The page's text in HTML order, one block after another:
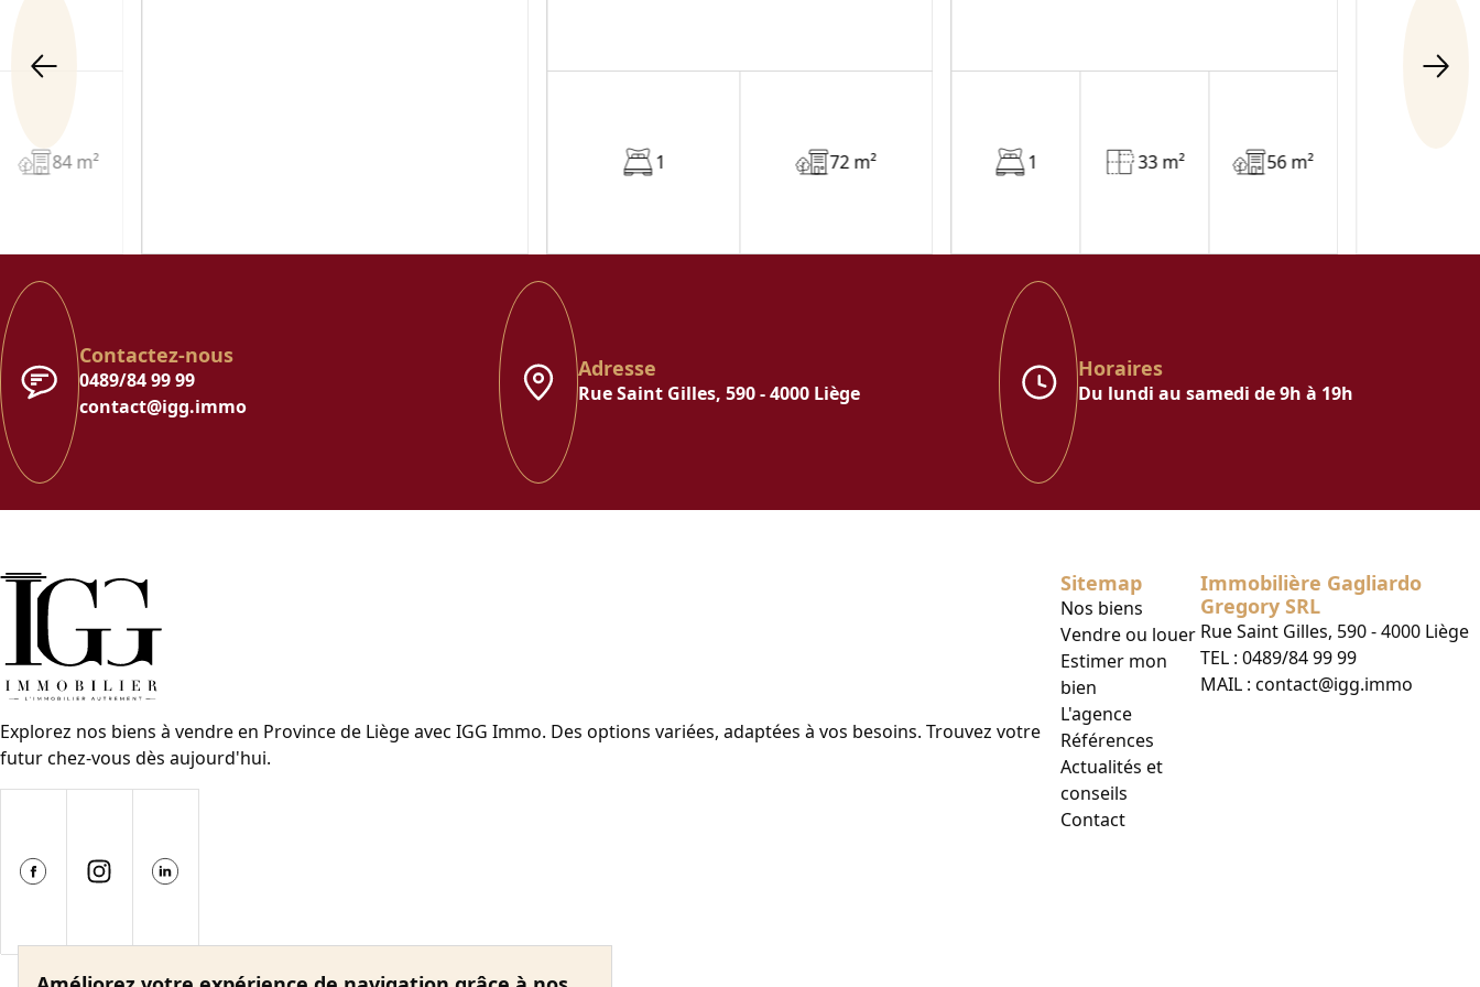
84 m² 1 72 m² 1 33 m² 56 m²
Contactez-nous
0489/84 99 99
contact@igg.immo
Adresse
Rue Saint Gilles, 590 - 4000 Liège
Horaires
Du lundi au samedi de 9h à 19h
Explorez nos biens à vendre en Province de Liège avec IGG Immo. Des options variées, adaptées à vos besoins. Trouvez votre
futur chez-vous dès aujourd'hui.
Sitemap
Nos biens
Vendre ou louer
Estimer mon
bien
L'agence
Références
Actualités et
conseils
Contact
Immobilière Gagliardo
Gregory SRL
Rue Saint Gilles, 590 - 4000 Liège
TEL : 0489/84 99 99
MAIL : contact@igg.immo